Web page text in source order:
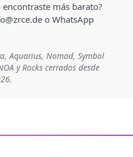
más barato?
o WhatsApp
Aquarius, Nomad, Symbol
y Rocks cerrados desde